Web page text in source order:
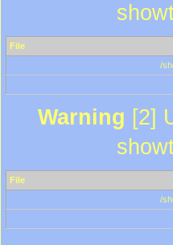
File
/
Warning [2]
File
/